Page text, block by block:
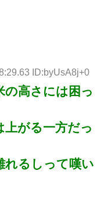
ID:byUsA8j+0
高さには困っ
上がる一方だっ
れるしって嘆い